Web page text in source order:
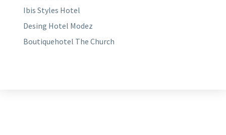
Ibis Styles Hotel
Desing Hotel Modez
Boutiquehotel The Church